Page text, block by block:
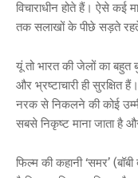
विचाराधीन होते हैं। ऐसे कई
तक सलाखों के पीछे सड़ते
यूं तो भारत की जेलों का बहुत
और भ्रष्टाचारी ही
नरक से निकलने की कोई
सबसे निकृष्ट माना जाता है
फिल्म की कहानी ‘समर’